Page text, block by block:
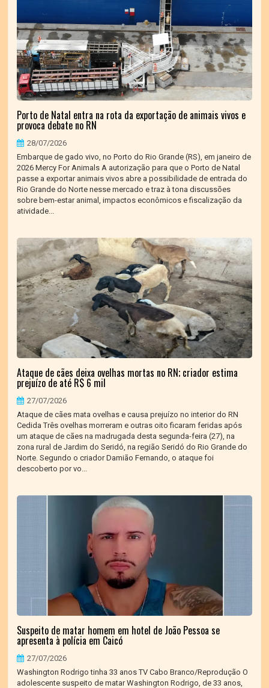
Porto de Natal entra na rota da exportação de animais vivos e
provoca debate no RN
28/07/2026
Embarque de gado vivo, no Porto do Rio Grande (RS), em janeiro de
2026 Mercy For Animals A autorização para que o Porto de Natal
passe a exportar animais vivos abre a possibilidade de entrada do
Rio Grande do Norte nesse mercado e traz à tona discussões
sobre bem-estar animal, impactos econômicos e fiscalização da
atividade...
Ataque de cães deixa ovelhas mortas no RN; criador estima
prejuízo de até R$ 6 mil
27/07/2026
Ataque de cães mata ovelhas e causa prejuízo no interior do RN
Cedida Três ovelhas morreram e outras oito ficaram feridas após
um ataque de cães na madrugada desta segunda-feira (27), na
zona rural de Jardim do Seridó, na região Seridó do Rio Grande do
Norte. Segundo o criador Damião Fernando, o ataque foi
descoberto por vo...
Suspeito de matar homem em hotel de João Pessoa se
apresenta à polícia em Caicó
27/07/2026
Washington Rodrigo tinha 33 anos TV Cabo Branco/Reprodução O
adolescente suspeito de matar Washington Rodrigo, de 33 anos,